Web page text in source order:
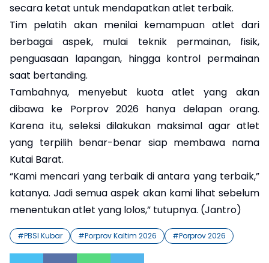
secara ketat untuk mendapatkan atlet terbaik.
Tim pelatih akan menilai kemampuan atlet dari
berbagai aspek, mulai teknik permainan, fisik,
penguasaan lapangan, hingga kontrol permainan
saat bertanding.
Tambahnya, menyebut kuota atlet yang akan
dibawa ke Porprov 2026 hanya delapan orang.
Karena itu, seleksi dilakukan maksimal agar atlet
yang terpilih benar-benar siap membawa nama
Kutai Barat.
“Kami mencari yang terbaik di antara yang terbaik,”
katanya. Jadi semua aspek akan kami lihat sebelum
menentukan atlet yang lolos,” tutupnya. (Jantro)
#PBSI Kubar #Porprov Kaltim 2026 #Porprov 2026